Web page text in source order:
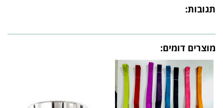
תגובות:
מוצרים דומים: